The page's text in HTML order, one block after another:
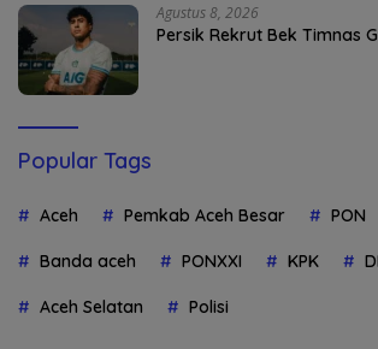
Agustus 8, 2026
Persik Rekrut Bek Timnas
Popular Tags
Aceh Pemkab Aceh Besar PON
Banda aceh PONXXI KPK
Aceh Selatan Polisi